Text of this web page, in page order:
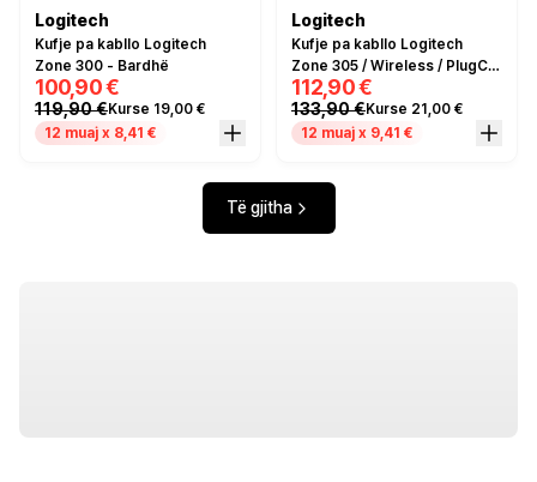
Logitech
Kufje pa kabllo Logitech
Zone 300 - Bardhë
100,90 €
119,90 €Kurse 19,00 €
12 muaj x 8,41 €
Logitech
Kufje pa kabllo Logitech
Zone 305 / Wireless / PlugC /
EMEA28‑935 / Bundle Teams
- Zezë
112,90 €
133,90 €Kurse 21,00 €
12 muaj x 9,41 €
Të gjitha